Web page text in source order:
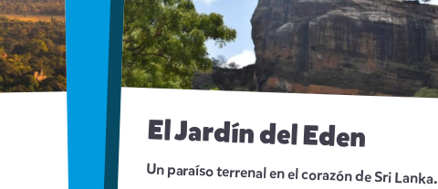
El Jardín del Eden
Un paraíso terrenal en el corazón de Sri Lanka.